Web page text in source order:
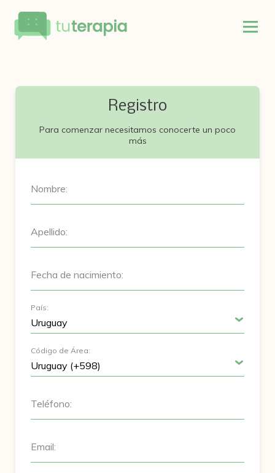
Registro
Para comenzar necesitamos conocerte un poco
más
Nombre:
Apellido:
Fecha de nacimiento:
País:
Código de Área:
Teléfono:
Email: